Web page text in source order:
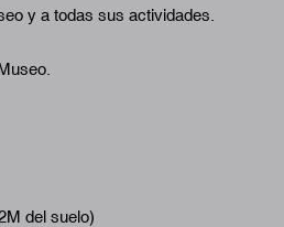
y a todas sus actividades.
del suelo)